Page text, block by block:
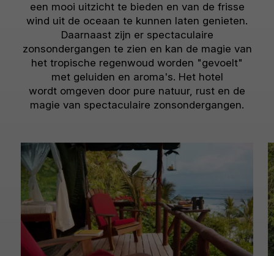
een mooi uitzicht te bieden en van de frisse
wind uit de oceaan te kunnen laten genieten.
Daarnaast zijn er spectaculaire
zonsondergangen te zien en kan de magie van
het tropische regenwoud worden "gevoelt"
met geluiden en aroma's. Het hotel
wordt omgeven door pure natuur, rust en de
magie van spectaculaire zonsondergangen.